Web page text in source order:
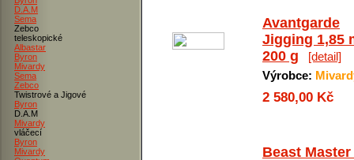
D.A.M
Sema
Zebco
teleskopické
Albastar
Byron
Mivardy
Sema
Zebco
Twistrové a Jigové
Byron
D.A.M
Mivardy
vláčecí
Byron
Mivardy
Avantgarde
Jigging 1,85
200 g
[detail]
Výrobce:
2 580,00 Kč
Beast Master